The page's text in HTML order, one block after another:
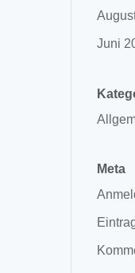
Juni
Meta